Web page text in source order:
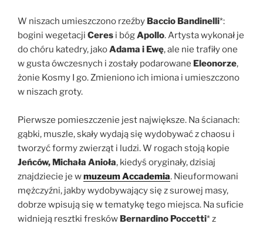
W niszach umieszczono rzeźby Baccio Bandinelli*:
bogini wegetacji Ceres i bógApollo. Artysta wykonał je
do chóru katedry, jakoAdama i Ewę, ale nie trafiły one
w gusta ówczesnych i zostały podarowane Eleonorze,
żonie Kosmy I go. Zmieniono ich imiona i umieszczono
w niszach groty.
Pierwsze pomieszczenie jest największe. Na ścianach:
gąbki, muszle, skały wydają się wydobywać z chaosu i
tworzyć formy zwierząt i ludzi. W rogach stoją kopie
Jeńców, Michała Anioła, kiedyś oryginały, dzisiaj
znajdziecie je wmuzeum Accademia. Nieuformowani
mężczyźni, jakby wydobywający się z surowej masy,
dobrze wpisują się w tematykę tego miejsca. Na suficie
widnieją resztki fresków Bernardino Poccetti* z